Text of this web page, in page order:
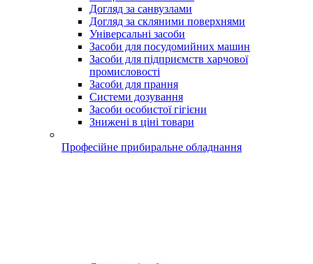
Догляд за санвузлами
Догляд за скляними поверхнями
Універсальні засоби
Засоби для посудомийних машин
Засоби для підприємств харчової
промисловості
Засоби для прання
Системи дозування
Засоби особистої гігієни
Знижені в ціні товари
Професійне прибиральне обладнання